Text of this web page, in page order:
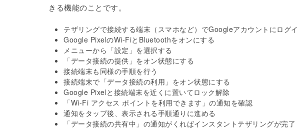
きる機能のことです。
テザリングで接続する端末（スマホなど）でGoogleアカウントにログ
Google PixelのWi-FiとBluetoothをオンにする
メニューから「設定」を選択する
「データ接続の提供」をオン状態にする
接続端末も同様の手順を行う
接続端末で「データ接続の利用」をオン状態にする
Google Pixelと接続端末を近くに置いてロック解除
「Wi-Fi アクセス ポイントを利用できます」の通知を確認
通知をタップ後、表示される手順通りに進める
「データ接続の共有中」の通知がくればインスタントテザリングが完了